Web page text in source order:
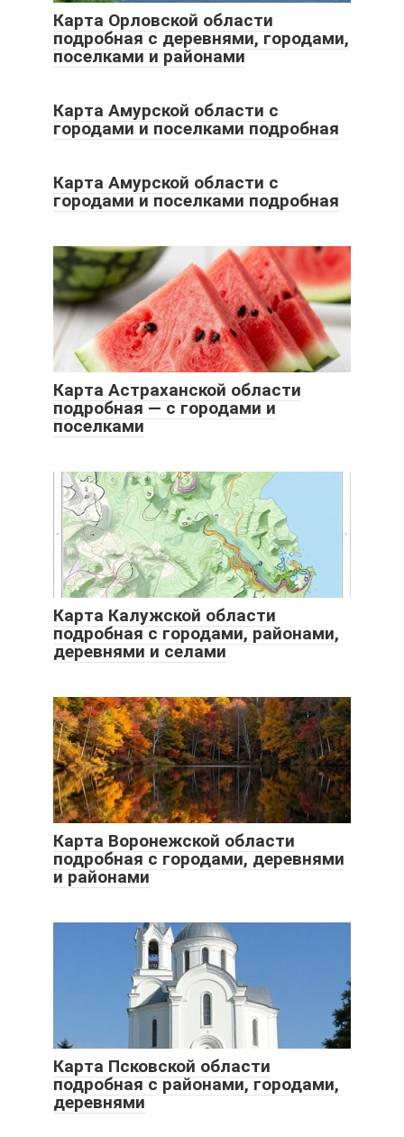
Карта Орловской области
подробная с деревнями, городами,
поселками и районами
Карта Амурской области с
городами и поселками подробная
Карта Амурской области с
городами и поселками подробная
Карта Астраханской области
подробная — с городами и
поселками
Карта Калужской области
подробная с городами, районами,
деревнями и селами
Карта Воронежской области
подробная с городами, деревнями
и районами
Карта Псковской области
подробная с районами, городами,
деревнями